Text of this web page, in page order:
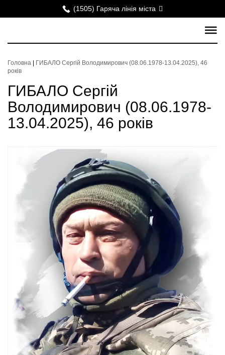
(1505) Гаряча лінія міста
Головна
ГИБАЛО Сергій Володимирович (08.06.1978-13.04.2025), 46
років
ГИБАЛО Сергій
Володимирович (08.06.1978-
13.04.2025), 46 років